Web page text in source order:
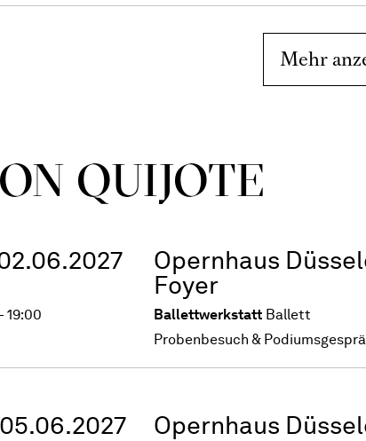
Mehr
QUIJOTE
Opernhaus
Foyer
19:00 Ballettwerkstatt Ballett
Probenbesuch &
Opernhaus